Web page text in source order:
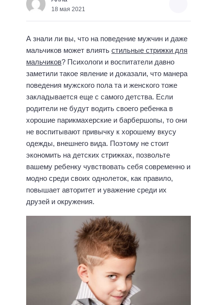
18 мая 2021
А знали ли вы, что на поведение мужчин и даже
мальчиков может влиять стильные стрижки для
мальчиков? Психологи и воспитатели давно
заметили такое явление и доказали, что манера
поведения мужского пола та и женского тоже
закладывается еще с самого детства. Если
родители не будут водить своего ребенка в
хорошие парикмахерские и барбершопы, то они
не воспитывают привычку к хорошему вкусу
одежды, внешнего вида. Поэтому не стоит
экономить на детских стрижках, позвольте
вашему ребенку чувствовать себя современно и
модно среди своих однолеток, как правило,
повышает авторитет и уважение среди их
друзей и окружения.